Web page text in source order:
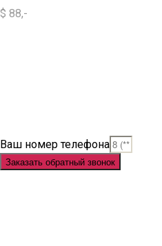
$ 88,-
Ваш номер телефона
Заказать обратный звонок